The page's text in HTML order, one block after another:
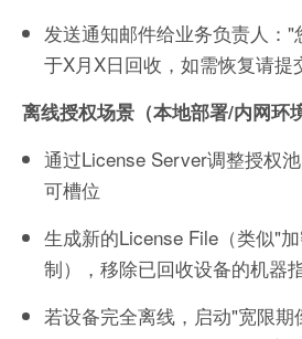
发送通知邮件给业务负责人："
于X月X日回收，如需恢复请提
离线授权场景（本地部署/内网环
通过License Server调整授权
可槽位
生成新的License File（类似"
制），移除已回收设备的机器
若设备完全离线，启动"宽限